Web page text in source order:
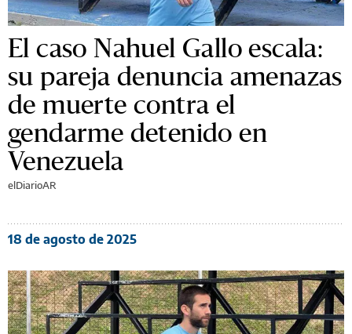
El caso Nahuel Gallo escala:
su pareja denuncia amenazas
de muerte contra el
gendarme detenido en
Venezuela
elDiarioAR
18 de agosto de 2025